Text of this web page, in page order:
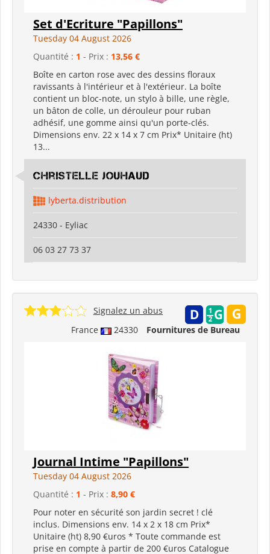
Set d'Ecriture "Papillons"
Tuesday 04 August 2026
Quantité : 1 - Prix : 13,56 €
Boîte en carton rose avec des dessins floraux
ravissants à l'intérieur et à l'extérieur. La boîte
contient un bloc-note, un stylo à bille, une règle,
un bâton de colle, un dérouleur pour ruban
adhésif, une gomme ainsi qu'un porte-clés.
Dimensions env. 22 x 14 x 7 cm Prix* Unitaire (ht)
13...
Christelle Jouhaud
lyberta.distribution
24330 - Eyliac
06 03 27 73 37
France 24330 Fournitures de Bureau
Signalez un abus
Journal Intime "Papillons"
Tuesday 04 August 2026
Quantité : 1 - Prix : 8,90 €
Pour noter en sécurité son jardin secret ! clé
inclus. Dimensions env. 14 x 2 x 18 cm Prix*
Unitaire (ht) 8,90 €uros * Toute commande est
prise en compte à partir de 200 €uros Catalogue